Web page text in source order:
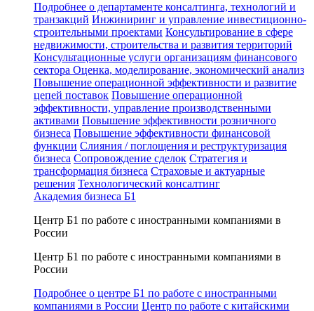
Подробнее о департаменте консалтинга, технологий и
транзакций Инжиниринг и управление инвестиционно-
строительными проектами Консультирование в сфере
недвижимости, строительства и развития территорий
Консультационные услуги организациям финансового
сектора Оценка, моделирование, экономический анализ
Повышение операционной эффективности и развитие
цепей поставок Повышение операционной
эффективности, управление производственными
активами Повышение эффективности розничного
бизнеса Повышение эффективности финансовой
функции Слияния / поглощения и реструктуризация
бизнеса Сопровождение сделок Стратегия и
трансформация бизнеса Страховые и актуарные
решения Технологический консалтинг
Академия бизнеса Б1
Центр Б1 по работе с иностранными компаниями в
России
Центр Б1 по работе с иностранными компаниями в
России
Подробнее о центре Б1 по работе с иностранными
компаниями в России Центр по работе с китайскими